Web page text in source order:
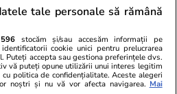
în
30 iul.
tale personale să rămână
596 stocăm și/sau accesăm informații pe
cookie unici pentru prelucrarea
Puteți accepta sau gestiona preferințele dvs.
vă puteți opune utilizării unui interes legitim
politica de confidențialitate. Aceste alegeri
noștri și nu vă vor afecta navigarea. Mai